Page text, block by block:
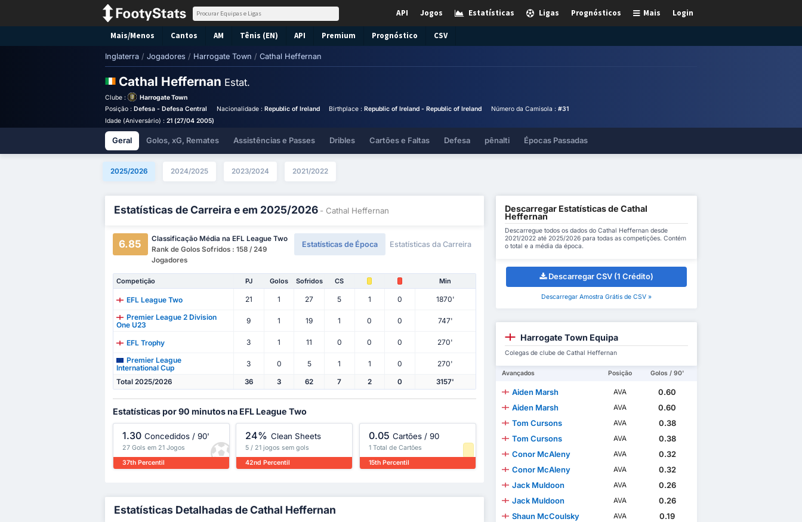
Login
Mais
Prognósticos
Ligas
Estatísticas
Jogos
API
Mais/Menos Cantos AM Tênis (EN) API Premium Prognóstico CSV
Inglaterra / Jogadores / Harrogate Town / Cathal Heffernan
Cathal Heffernan Estat.
Clube :
Harrogate Town
Posição : Defesa - Defesa Central Nacionalidade : Republic of Ireland Birthplace :Republic of Ireland - Republic of Ireland Número da Camisola : #31
Idade (Aniversário) : 21 (27/04 2005)
Geral Golos, xG, Remates Assistências e Passes Dribles Cartões e Faltas Defesa pênalti Épocas Passadas
2025/2026 2024/2025 2023/2024 2021/2022
Estatísticas de Carreira e em 2025/2026 - Cathal Heffernan
6.85
Classificação Média na EFL League Two
Rank de Golos Sofridos : 158 / 249
Jogadores
Estatísticas de Época Estatísticas da Carreira
Competição PJ Golos Sofridos CS Min
EFL League Two 21 1 27 5 1 0
1870'
Premier League 2 Division
One U23
9 1 19 1 0 0 747'
EFL Trophy 3 1 11 0 0 0
270'
Premier League
International Cup
3 0 5 1 1 0 270'
Total 2025/2026 36 3 62 7 2 0 3157'
Estatísticas por 90 minutos na EFL League Two
1.30 Concedidos / 90'
27 Gols em 21 Jogos
37th Percentil
24% Clean Sheets
5 / 21 jogos sem gols
42nd Percentil
0.05 Cartões / 90
1 Total de Cartões
15th Percentil
Estatísticas Detalhadas de Cathal Heffernan
Descarregar Estatísticas de Cathal
Heffernan
Descarregue todos os dados do Cathal Heffernan desde
2021/2022 até 2025/2026 para todas as competições. Contém
o total e a média da época.
Descarregar CSV (1 Crédito)
Descarregar Amostra Grátis de CSV »
Harrogate Town Equipa
Colegas de clube de Cathal Heffernan
Avançados Posição Golos / 90'
Aiden Marsh AVA
0.60
Aiden Marsh
AVA
0.60
Tom Cursons
AVA
0.38
Tom Cursons
AVA
0.38
Conor McAleny
AVA
0.32
Conor McAleny
AVA
0.32
Jack Muldoon
AVA
0.26
Jack Muldoon
AVA
0.26
Shaun McCoulsky
AVA
0.19